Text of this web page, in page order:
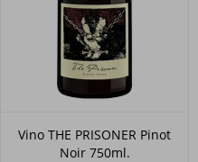
Vino THE PRISONER Pinot
Noir 750ml.